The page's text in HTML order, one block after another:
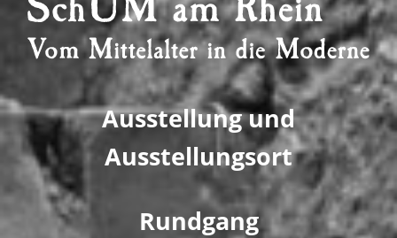
Ausstellung und
Ausstellungsort
Rundgang